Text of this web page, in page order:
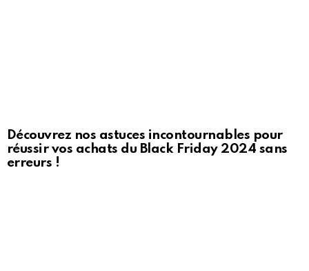
Découvrez nos astuces incontournables pour
réussir vos achats du Black Friday 2024 sans
erreurs !